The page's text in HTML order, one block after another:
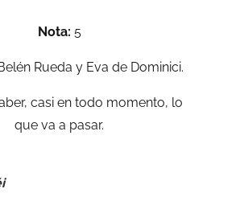
Nota: 5
Rueda y Eva de Dominici.
casi en todo momento, lo
que va a pasar.